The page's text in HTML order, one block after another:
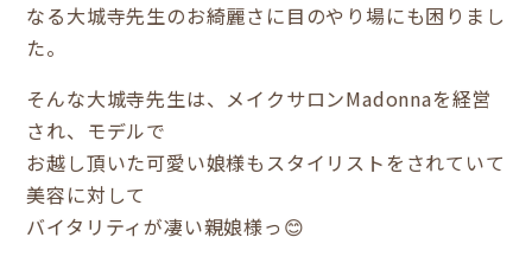
なる大城寺先生のお綺麗さに目のやり場にも困りまし
た。
そんな大城寺先生は、メイクサロンMadonnaを経営
され、モデルで
お越し頂いた可愛い娘様もスタイリストをされていて
美容に対して
バイタリティが凄い親娘様っ😊